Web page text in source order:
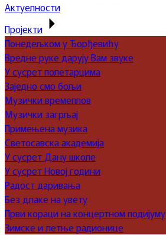
Актуелности
Пројекти
Понедељком у Ђорђевићу
Вредне руке дарују Вам звуке
У сусрет полетарцима
Заједно смо бољи
Музички времеплов
Музички загрљај
Примењена музика
Светосавска академија
У сусрет Дану школе
У сусрет Новој години
Радост даривања
Без длаке на увету
Први кораци на концертном подијуму
Зимске и летње радионице